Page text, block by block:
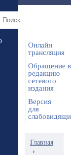
Онлайн
трансляция
Обращение в
редакцию
сетевого
издания
Версия
для
Главная
›